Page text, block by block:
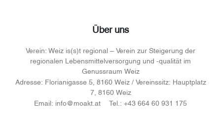
Über uns
Verein: Weiz is(s)t regional – Verein zur Steigerung der
regionalen Lebensmittelversorgung und -qualität im
Genussraum Weiz
Adresse: Florianigasse 5, 8160 Weiz / Vereinssitz: Hauptplatz
7, 8160 Weiz
Email: info@moakt.at Tel.: +43 664 60 931 175